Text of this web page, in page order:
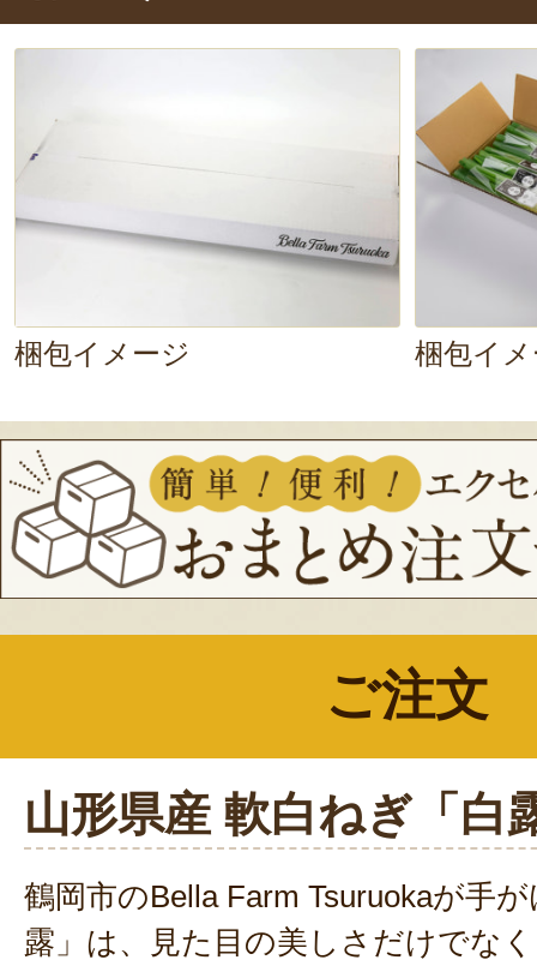
パク！んーー、
軟白ねぎの甘み
なんですね。旨味
が、ジュワ〜と口中
す。何より、柔らかさにビックリ
を感じさせず、歯を当てると「ス
ていきます。いやいや、こんな長
軟白ねぎは、ねぎ特有の辛味やえ
「例えば、サラダにしても美味しい
食のねぎは薬味以外の選択肢ない
たが、この軟白ねぎなら納得です
柔らかく
軟白ねぎ「白露」 。一度食
と間違いなしです。
梱包イメージ 梱包イ
ご注文
山形県産 軟白ねぎ「白
鶴岡市のBella Farm Tsuruokaが手
露」は、見た目の美しさだけでな